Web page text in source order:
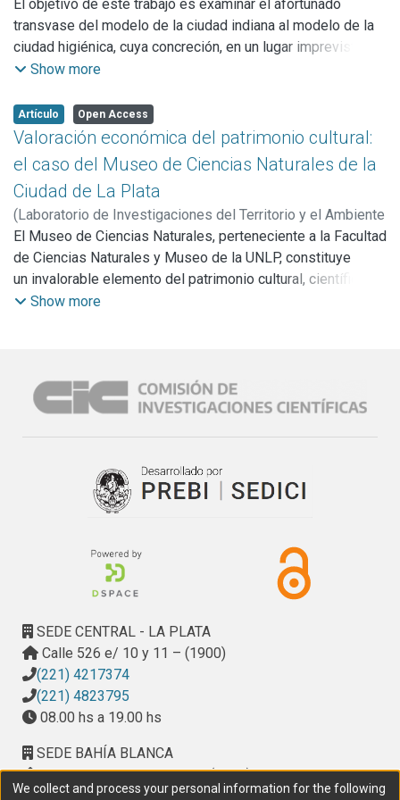
manera, la arquitectura del paisaje ha establecido un
enfoque tempranamente cercano a la sustentabilidad,
orientada en parte por la finitud de sus component
después de nosotros. Sin duda, constituye una riqueza para
la humanidad de hoy y mañana, que no podemos
permitirnos ignorar y desaprovechar
(LINTA),2002 )Morosi, Julio A.
El objetivo de este trabajo es examinar el afortunado
transvase del modelo de la ciudad indiana al modelo de la
ciudad higiénica, cuya concreción, en un lugar imprevisto y
marginal como era la Argentina de entonces, da lugar
en un ejemplo complejo y único en la historia del
Urbanismo.
Show more
Artículo Open Access
Valoración económica del patrimonio cultural:
el caso del Museo de Ciencias Naturales de la
Ciudad de La Plata
(Laboratorio de Investigaciones del Territorio y el Ambiente
(LINTA),2002)Sbatella, Antonia
El Museo de Ciencias Naturales, perteneciente a la Facultad
de Ciencias Naturales y Museo de la UNLP, constituye
un invalorable elemento del patrimonio cultural, científico y
recreativo de la ciudad de La Plata, cuya envergadura
actividad desarrollada así como el volumen de visitantes
que recibe lo integra naturalmente a un circuito económico.
del patrimonio cultural y de su posible aplicación al
caso del Museo presentándose en forma parcial algunos
de los resultados obtenidos a partir del estudio y análisis
funcionamiento del Museo.
Show more
SEDE CENTRAL - LA PLATA
Calle 526 e/ 10 y 11 – (1900)
(221) 4217374
(221) 4823795
08.00 hs a 19.00 hs
SEDE BAHÍA BLANCA
Calle Ciudad de Cali 320 – (8000). Universidad
Provincial del Sudoeste (UPSO)
We collect and process your personal information for the following